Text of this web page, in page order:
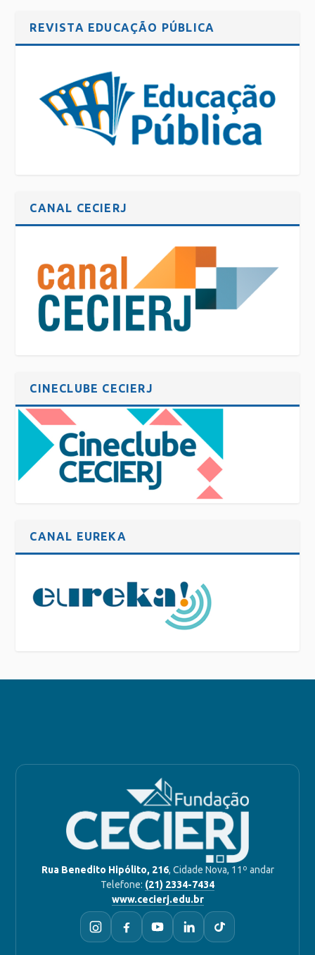
REVISTA EDUCAÇÃO PÚBLICA
CANAL CECIERJ
CINECLUBE CECIERJ
CANAL EUREKA
Rua Benedito Hipólito, 216, Cidade Nova, 11º andar
Telefone: (21) 2334-7434
www.cecierj.edu.br